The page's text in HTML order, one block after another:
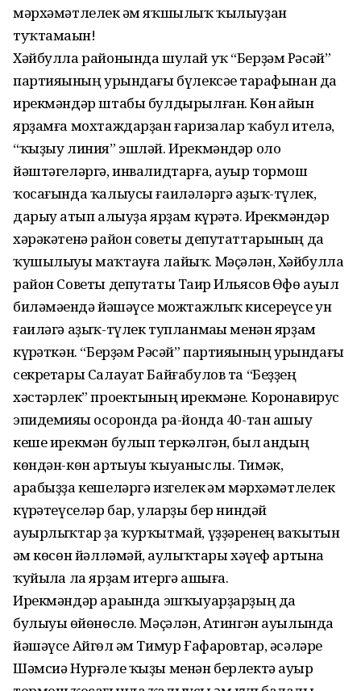
мәрхәмәтлелек һәм яҡшылыҡ ҡылыуҙан
туҡтамаһын!
Хәйбулла районында шулай уҡ “Берҙәм Рәсәй”
партияһының урындағы бүлексәһе тарафынан да
ирекмәндәр штабы булдырылған. Көн һайын
ярҙамға мохтаждарҙан ғаризалар ҡабул ителә,
“ҡыҙыу линия” эшләй. Ирекмәндәр оло
йәштәгеләргә, инвалидтарға, ауыр тормош
ҡосағында ҡалыусы ғаиләләргә аҙыҡ-түлек,
дарыу һатып алыуҙа ярҙам күрһәтә. Ирекмәндәр
хәрәкәтенә район советы депутаттарының да
ҡушылыуы маҡтауға лайыҡ. Мәҫәлән, Хәйбулла
район Советы депутаты Таһир Ильясов Өфө ауыл
биләмәһендә йәшәүсе можтажлыҡ кисереүсе ун
ғаиләгә аҙыҡ-түлек тупланмаһы менән ярҙам
күрһәткән. “Берҙәм Рәсәй” партияһының урындағы
секретары Салауат Байғабулов та “Беҙҙең
хәстәрлек” проектының ирекмәне. Коронавирус
эпидемияһы осоронда ра-йонда 40-тан ашыу
кеше ирекмән булып теркәлгән, был һандың
көндән-көн артыуы ҡыуаныслы. Тимәк,
арабыҙҙа кешеләргә изгелек һәм мәрхәмәтлелек
күрһәтеүселәр бар, уларҙы бер ниндәй
ауырлыҡтар ҙа ҡурҡытмай, үҙҙәренең ваҡытын
һәм көсөн йәлләмәй, һаулыҡтары хәүеф артына
ҡуйылһа ла ярҙам итергә ашыға.
Ирекмәндәр араһында эшҡыуарҙарҙың да
булыуы һөйөнөслө. Мәҫәлән, Атингән ауылында
йәшәүсе Айгөл һәм Тимур Ғафаровтар, әсәләре
Шәмсиә Нурғәле ҡыҙы менән берлектә ауыр